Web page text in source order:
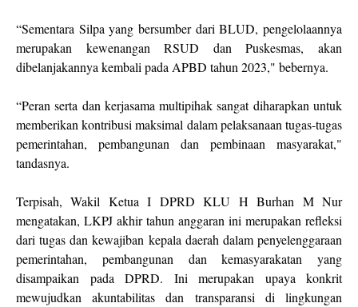
“Sementara Silpa yang bersumber dari BLUD, pengelolaannya
merupakan kewenangan RSUD dan Puskesmas, akan
dibelanjakannya kembali pada APBD tahun 2023," bebernya.
“Peran serta dan kerjasama multipihak sangat diharapkan untuk
memberikan kontribusi maksimal dalam pelaksanaan tugas-tugas
pemerintahan, pembangunan dan pembinaan masyarakat,"
tandasnya.
Terpisah, Wakil Ketua I DPRD KLU H Burhan M Nur
mengatakan, LKPJ akhir tahun anggaran ini merupakan refleksi
dari tugas dan kewajiban kepala daerah dalam penyelenggaraan
pemerintahan, pembangunan dan kemasyarakatan yang
disampaikan pada DPRD. Ini merupakan upaya konkrit
mewujudkan akuntabilitas dan transparansi di lingkungan